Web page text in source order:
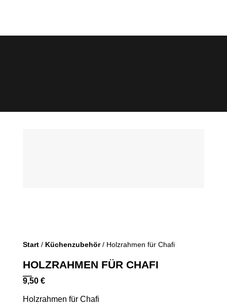
Start / Küchenzubehör/ Holzrahmen für Chafi
HOLZRAHMEN FÜR CHAFI
9,50 €
Holzrahmen für Chafi